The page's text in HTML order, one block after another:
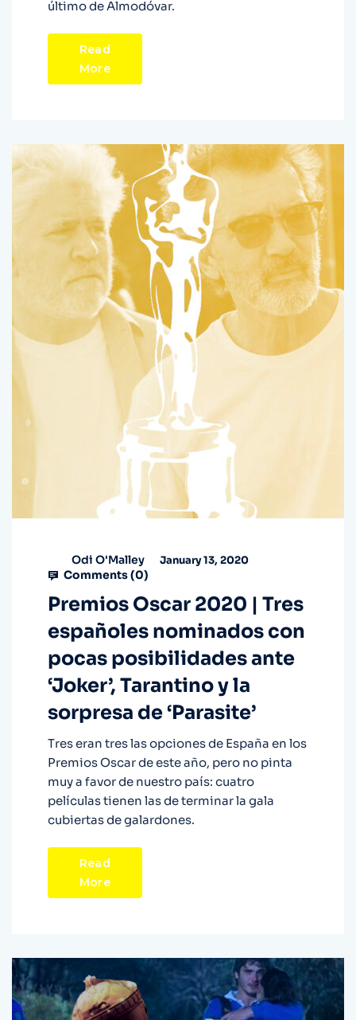
último de Almodóvar.
Read
More
Odi O'Malley January 13, 2020
Comments (0)
Premios Oscar 2020 | Tres
españoles nominados con
pocas posibilidades ante
‘Joker’, Tarantino y la
sorpresa de ‘Parasite’
Tres eran tres las opciones de España en los
Premios Oscar de este año, pero no pinta
muy a favor de nuestro país: cuatro
películas tienen las de terminar la gala
cubiertas de galardones.
Read
More